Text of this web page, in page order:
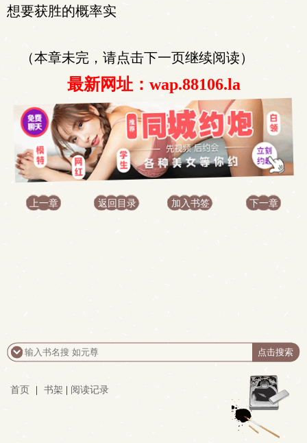
想要获胜的概率实
（本章未完，请点击下一页继续阅读）
最新网址：wap.88106.la
上一章 返回目录 加入书签 下一章
首页 书架 阅读记录